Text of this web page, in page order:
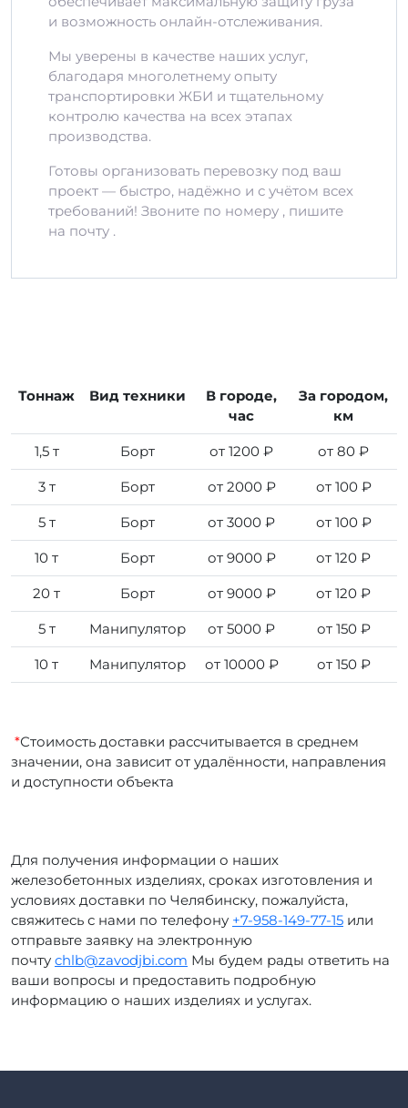
и возможность онлайн-отслеживания.
Мы уверены в качестве наших услуг,
благодаря многолетнему опыту
транспортировки ЖБИ и тщательному
контролю качества на всех этапах
производства.
Готовы организовать перевозку под ваш
проект — быстро, надёжно и с учётом всех
требований! Звоните по номеру , пишите
на почту .
Тоннаж Вид техники
В городе,
час
За городом,
км
1,5 т Борт от 1200 ₽ от 80 ₽
3 т Борт от 2000 ₽ от 100 ₽
5 т Борт от 3000 ₽ от 100 ₽
10 т Борт от 9000 ₽ от 120 ₽
20 т Борт от 9000 ₽ от 120 ₽
5 т Манипулятор от 5000 ₽ от 150 ₽
10 т Манипулятор от 10000 ₽ от 150 ₽
*Стоимость доставки рассчитывается в среднем
значении, она зависит от удалённости, направления
и доступности объекта
Для получения информации о наших
железобетонных изделиях, сроках изготовления и
условиях доставки по Челябинску, пожалуйста,
свяжитесь с нами по телефону +7-958-149-77-15 или
отправьте заявку на электронную
почту chlb@zavodjbi.com Мы будем рады ответить на
ваши вопросы и предоставить подробную
информацию о наших изделиях и услугах.